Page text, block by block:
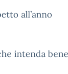
all’anno
intenda